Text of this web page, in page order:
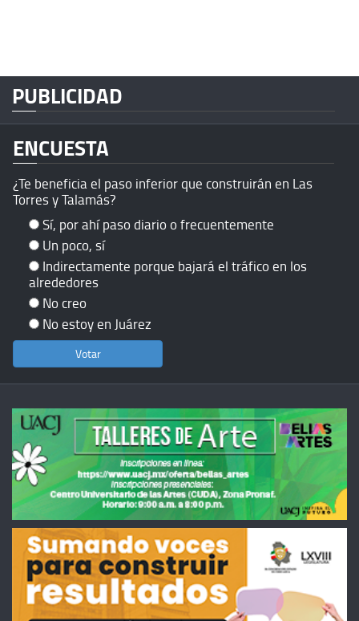
PUBLICIDAD
ENCUESTA
¿Te beneficia el paso inferior que construirán en Las
Torres y Talamás?
Sí, por ahí paso diario o frecuentemente
Un poco, sí
Indirectamente porque bajará el tráfico en los
alrededores
No creo
No estoy en Juárez